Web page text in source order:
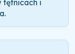
tętnicach i